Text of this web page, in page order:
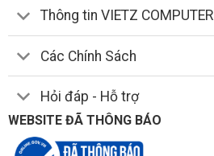
Thông tin VIETZ COMPUTER
Các Chính Sách
Hỏi đáp - Hỗ trợ
WEBSITE ĐÃ THÔNG BÁO